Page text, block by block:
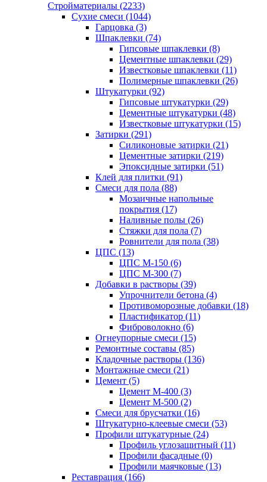
Стройматериалы (2233)
Сухие смеси (1044)
Гарцовка (3)
Шпаклевки (74)
Гипсовые шпаклевки (8)
Цементные шпаклевки (29)
Известковые шпаклевки (11)
Полимерные шпаклевки (26)
Штукатурки (92)
Гипсовые штукатурки (29)
Цементные штукатурки (48)
Известковые штукатурки (15)
Затирки (291)
Силиконовые затирки (21)
Цементные затирки (219)
Эпоксидные затирки (51)
Клей для плитки (91)
Смеси для пола (88)
Мозаичные напольные
покрытия (17)
Наливные полы (26)
Стяжки для пола (7)
Ровнители для пола (38)
ЦПС (13)
ЦПС М-150 (6)
ЦПС М-300 (7)
Добавки в растворы (39)
Упрочнители бетона (4)
Противоморозные добавки (18)
Пластификатор (11)
Фиброволокно (6)
Огнеупорные смеси (15)
Ремонтные составы (85)
Кладочные растворы (136)
Монтажные смеси (21)
Цемент (5)
Цемент М-400 (3)
Цемент М-500 (2)
Смеси для брусчатки (16)
Штукатурно-клеевые смеси (53)
Профили штукатурные (24)
Профиль углозащитный (11)
Профили фасадные (0)
Профили маячковые (13)
Реставрация (166)